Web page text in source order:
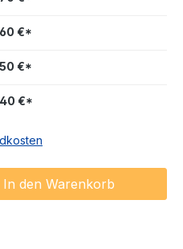
€*
€*
€*
den
In den Warenkorb